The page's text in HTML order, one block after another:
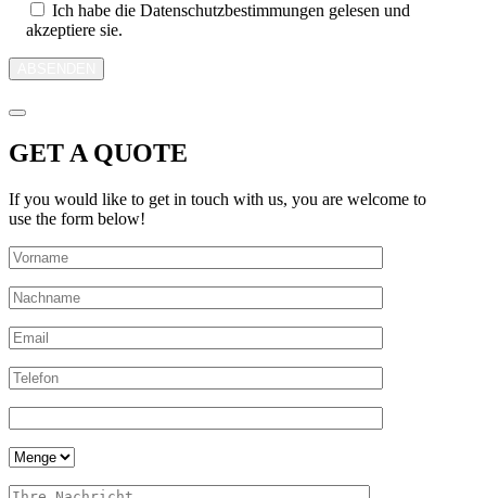
Ich habe die Datenschutzbestimmungen gelesen und
akzeptiere sie.
GET A QUOTE
If you would like to get in touch with us, you are welcome to
use the form below!